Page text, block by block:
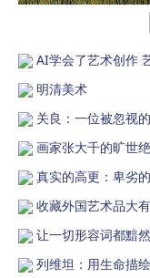
AI学会了艺术创作
明清美术
关良：一位被忽视
画家张大千的旷世
真实的高更：卑劣
收藏外国艺术品大
让一切形容词都黯
列维坦：用生命描